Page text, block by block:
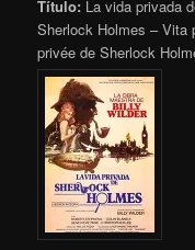
Título: La vida privada
Sherlock Holmes – Vita
privée de Sherlock